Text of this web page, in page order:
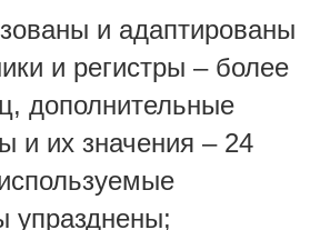
и адаптированы
и регистры – более
дополнительные
и их значения – 24
упразднены;